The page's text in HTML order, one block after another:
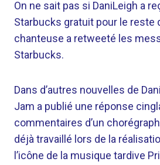
On ne sait pas si DaniLeigh a
Starbucks gratuit pour le reste
chanteuse a retweeté les
Starbucks.
Dans d’autres nouvelles de
Jam a publié une réponse
commentaires d’un
déjà travaillé lors de la
l’icône de la musique tardive